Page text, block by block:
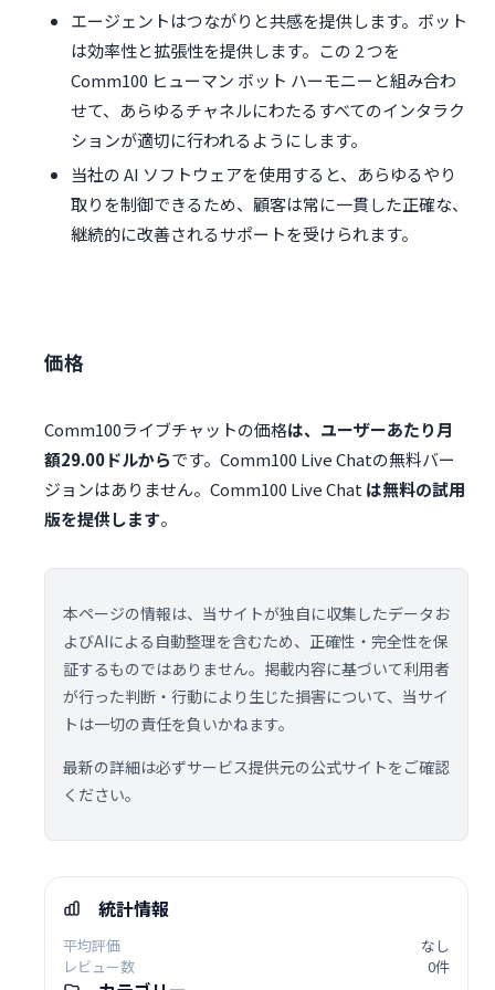
エージェントはつながりと共感を提供します。ボット
は効率性と拡張性を提供します。この 2 つを
Comm100 ヒューマン ボット ハーモニーと組み合わ
せて、あらゆるチャネルにわたるすべてのインタラク
ションが適切に行われるようにします。
当社の AI ソフトウェアを使用すると、あらゆるやり
取りを制御できるため、顧客は常に一貫した正確な、
継続的に改善されるサポートを受けられます。
価格
Comm100ライブチャットの価格は、ユーザーあたり月
額29.00ドルからです。Comm100 Live Chatの無料バー
ジョンはありません。Comm100 Live Chat は無料の試用
版を提供します。
本ページの情報は、当サイトが独自に収集したデータお
よびAIによる自動整理を含むため、正確性・完全性を保
証するものではありません。掲載内容に基づいて利用者
が行った判断・行動により生じた損害について、当サイ
トは一切の責任を負いかねます。
最新の詳細は必ずサービス提供元の公式サイトをご確認
ください。
統計情報
平均評価
なし
レビュー数
0件